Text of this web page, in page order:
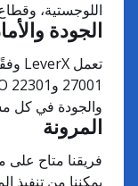
اللوجستية،
الجودة
والجودة في كل
المرونة
فريقنا متاح على
يمكننا من تنفيذ